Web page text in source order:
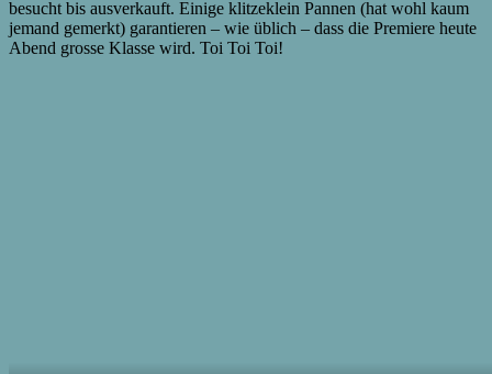
besucht bis ausverkauft. Einige klitzeklein Pannen (hat wohl kaum
jemand gemerkt) garantieren – wie üblich – dass die Premiere heute
Abend grosse Klasse wird. Toi Toi Toi!